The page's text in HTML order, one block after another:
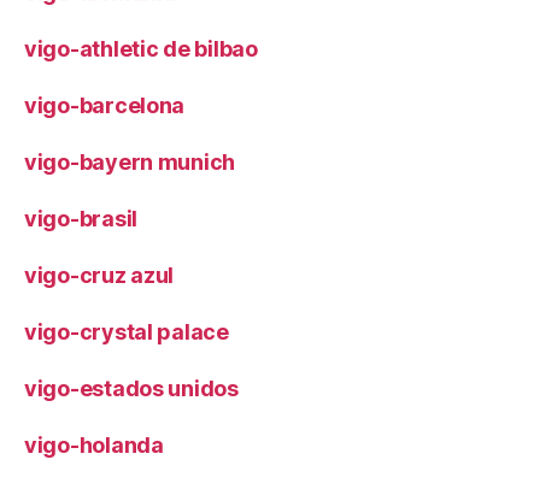
vigo-athletic de bilbao
vigo-barcelona
vigo-bayern munich
vigo-brasil
vigo-cruz azul
vigo-crystal palace
vigo-estados unidos
vigo-holanda